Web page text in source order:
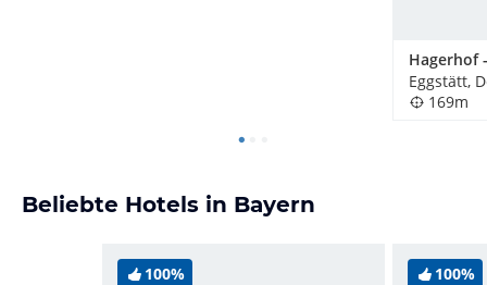
Eggstätt,
169m
Beliebte Hotels in Bayern
100% 100%